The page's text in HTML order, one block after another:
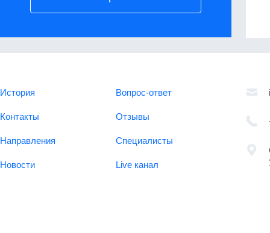
История Вопрос-ответ
Контакты Отзывы
Направления Специалисты
Новости Live канал